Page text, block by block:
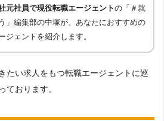
元社員で現役転職エージェントの「＃就
」編集部の中塚が、あなたにおすすめの
ジェントを紹介します。
たい求人をもつ転職エージェントに巡
ております。